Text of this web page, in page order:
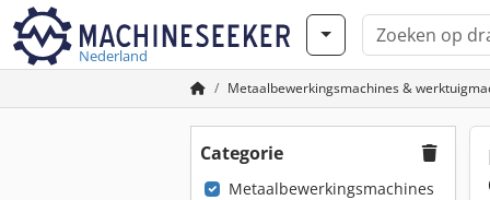
Nederland
Metaalbewerkingsmachines &
Categorie
Metaalbewerkingsmachines